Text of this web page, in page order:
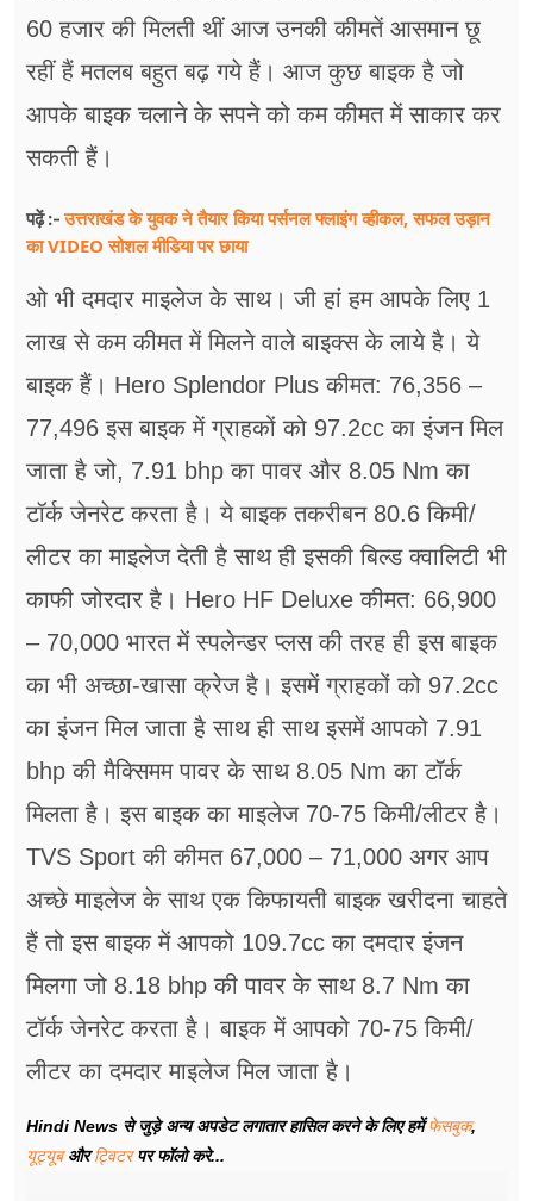
60 हजार की मिलती थीं आज उनकी कीमतें आसमान छू
रहीं हैं मतलब बहुत बढ़ गये हैं। आज कुछ बाइक है जो
आपके बाइक चलाने के सपने को कम कीमत में साकार कर
सकती हैं।
पढ़ें :-उत्तराखंड के युवक ने तैयार किया पर्सनल फ्लाइंग व्हीकल, सफल उड़ान
का VIDEO सोशल मीडिया पर छाया
ओ भी दमदार माइलेज के साथ। जी हां हम आपके लिए 1
लाख से कम कीमत में मिलने वाले बाइक्स के​ लाये है। ये
बाइक हैं। Hero Splendor Plus कीमत: 76,356 –
77,496 इस बाइक में ग्राहकों को 97.2cc का इंजन मिल
जाता है जो, 7.91 bhp का पावर और 8.05 Nm का
टॉर्क जेनरेट करता है। ये बाइक तकरीबन 80.6 किमी/
लीटर का माइलेज देती है साथ ही इसकी बिल्ड क्वालिटी भी
काफी जोरदार है। Hero HF Deluxe कीमत: 66,900
– 70,000 भारत में स्पलेन्डर प्लस की तरह ही इस बाइक
का भी अच्छा-खासा क्रेज है। इसमें ग्राहकों को 97.2cc
का इंजन मिल जाता है साथ ही साथ इसमें आपको 7.91
bhp की मैक्सिमम पावर के साथ 8.05 Nm का टॉर्क
मिलता है। इस बाइक का माइलेज 70-75 किमी/लीटर है।
TVS Sport की ​कीमत 67,000 – 71,000 अगर आप
अच्छे माइलेज के साथ एक किफायती बाइक खरीदना चाहते
हैं तो इस बाइक में आपको 109.7cc का दमदार इंजन
मिलगा जो 8.18 bhp की पावर के साथ 8.7 Nm का
टॉर्क जेनरेट करता है। बाइक में आपको 70-75 किमी/
लीटर का दमदार माइलेज मिल जाता है।
Hindi News से जुड़े अन्य अपडेट लगातार हासिल करने के लिए हमेंफेसबुक,
यूट्यूबऔरट्विटरपर फॉलो करे...